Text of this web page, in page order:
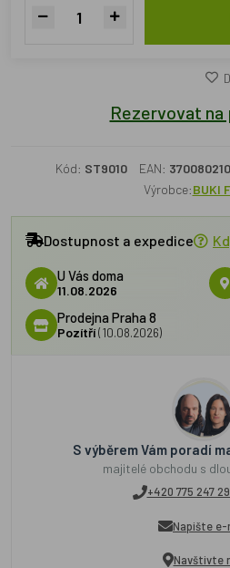
Rezervovat na
Kód: ST9010 EAN:
Výrobce:BUKI
Dostupnost a expedice
U Vás doma
11.08.2026
Prodejna Praha 8
Pozítří(10.08.2026)
S výběrem Vám poradí
majitelé obchodu s
+420 775 247
Napište e-
Navštivte